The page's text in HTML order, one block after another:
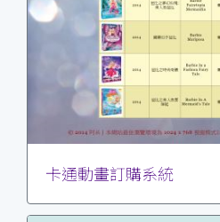
卡通動畫訂購系統